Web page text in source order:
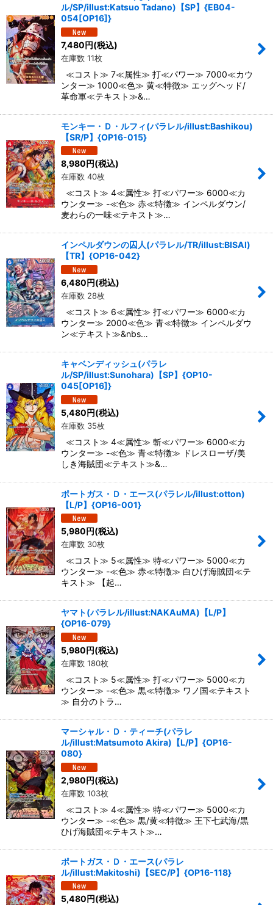
ル/SP/illust:Katsuo Tadano)【SP】{EB04-
054[OP16]}
7,480円(税込)
在庫数 11枚
≪コスト≫ 7≪属性≫ 打≪パワー≫ 7000≪カウ
ンター≫ 1000≪色≫ 黄≪特徴≫ エッグヘッド/
革命軍≪テキスト≫&…
モンキー・Ｄ・ルフィ(パラレル/illust:Bashikou)
【SR/P】{OP16-015}
8,980円(税込)
在庫数 40枚
≪コスト≫ 4≪属性≫ 打≪パワー≫ 6000≪カ
ウンター≫ -≪色≫ 赤≪特徴≫ インペルダウン/
麦わらの一味≪テキスト≫…
インペルダウンの囚人(パラレル/TR/illust:BISAI)
【TR】{OP16-042}
6,480円(税込)
在庫数 28枚
≪コスト≫ 6≪属性≫ 打≪パワー≫ 6000≪カ
ウンター≫ 2000≪色≫ 青≪特徴≫ インペルダウ
ン≪テキスト≫&nbs…
キャベンディッシュ(パラレ
ル/SP/illust:Sunohara)【SP】{OP10-
045[OP16]}
5,480円(税込)
在庫数 35枚
≪コスト≫ 4≪属性≫ 斬≪パワー≫ 6000≪カ
ウンター≫ -≪色≫ 青≪特徴≫ ドレスローザ/美
しき海賊団≪テキスト≫&…
ポートガス・Ｄ・エース(パラレル/illust:otton)
【L/P】{OP16-001}
5,980円(税込)
在庫数 30枚
≪コスト≫ 5≪属性≫ 特≪パワー≫ 5000≪カ
ウンター≫ -≪色≫ 赤≪特徴≫ 白ひげ海賊団≪テ
キスト≫ 【起…
ヤマト(パラレル/illust:NAKAuMA)【L/P】
{OP16-079}
5,980円(税込)
在庫数 180枚
≪コスト≫ 5≪属性≫ 打≪パワー≫ 5000≪カ
ウンター≫ -≪色≫ 黒≪特徴≫ ワノ国≪テキスト
≫ 自分のトラ…
マーシャル・Ｄ・ティーチ(パラレ
ル/illust:Matsumoto Akira)【L/P】{OP16-
080}
2,980円(税込)
在庫数 103枚
≪コスト≫ 4≪属性≫ 特≪パワー≫ 5000≪カ
ウンター≫ -≪色≫ 黒/黄≪特徴≫ 王下七武海/黒
ひげ海賊団≪テキスト≫…
ポートガス・Ｄ・エース(パラレ
ル/illust:Makitoshi)【SEC/P】{OP16-118}
5,480円(税込)